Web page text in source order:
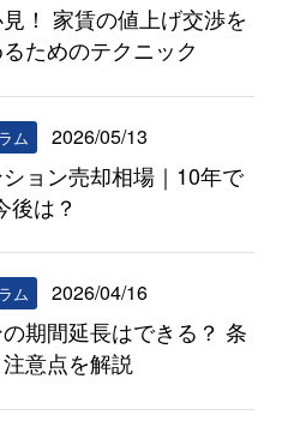
！ 家賃の値上げ交渉を
ためのテクニック
ム 2026/05/13
ョン売却相場｜10年で
後は？
ム 2026/04/16
期間延長はできる？ 条
意点を解説